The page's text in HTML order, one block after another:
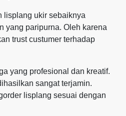
lisplang ukir sebaiknya
yang paripurna. Oleh karena
trust custumer terhadap
yang profesional dan kreatif.
sangat terjamin.
lisplang sesuai dengan